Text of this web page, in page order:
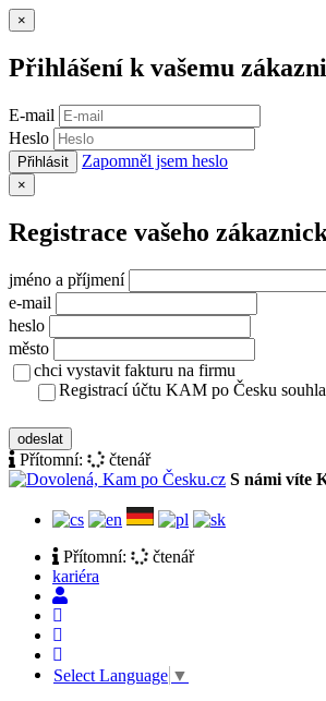
×
Přihlášení k vašemu
E-mail
Heslo
Přihlásit Zapomněl jsem heslo
×
Registrace vašeho
jméno a příjmení
e-mail
heslo
město
chci vystavit fakturu na firmu
Registrací účtu KAM po Česku
odeslat
Přítomní:
čtenář
S námi víte
Přítomní:
čtenář
kariéra
Select Language ▼